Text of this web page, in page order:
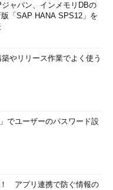
ャパン、インメモリDBの
「SAP HANA SPS12」を
やリリース作業でよく使う
でユーザーのパスワード設
アプリ連携で防ぐ情報の